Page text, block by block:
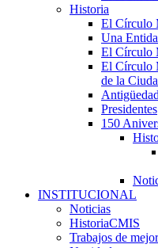
Historia
El Círculo
Una
El Círculo
El Círculo
de la
Presidentes
150
INSTITUCIONAL
Noticias
HistoriaCMIS
Trabajos de